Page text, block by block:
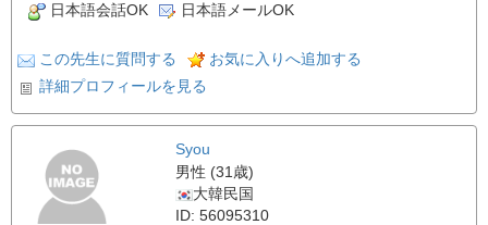
日本語会話OK
日本語メールOK
この先生に質問する
お気に入りへ追加する
詳細プロフィールを見る
Syou
男性 (31歳)
大韓民国
ID: 56095310